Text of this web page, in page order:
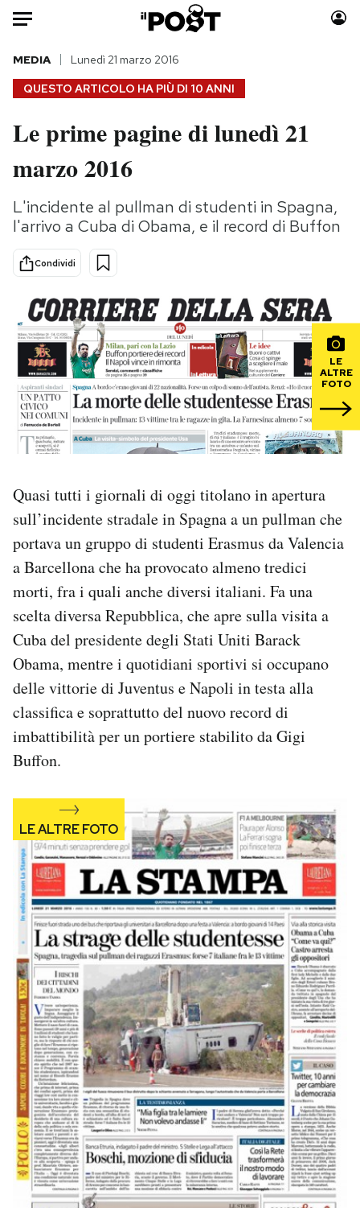
HOME
Italia
Politica
Tecnologia
Internet
Scienza
Cultura
Economia
Sport
Moda
Storie/Idee
Ok Boomer!
Altrecose
Mondiali calcio 2026
PODCAST
NEWSLETTER
I MIEI PREFERITI
SHOP
CALENDARIO
AREA PERSONALE
Area Personale
Newsletter
Notifiche mobile
Esci
QUESTO ARTICOLO HA PIÙ DI 10 ANNI
MEDIA Lunedì 21 marzo 2016
Le prime pagine di lunedì 21
marzo 2016
L'incidente al pullman di studenti in Spagna,
l'arrivo a Cuba di Obama, e il record di Buffon
Condividi
LE
ALTRE
FOTO
Quasi tutti i giornali di oggi titolano in apertura
sull’incidente stradale in Spagna a un pullman che
portava un gruppo di studenti Erasmus da Valencia
a Barcellona che ha provocato almeno tredici
morti, fra i quali anche diversi italiani. Fa una
scelta diversa Repubblica, che apre sulla visita a
Cuba del presidente degli Stati Uniti Barack
Obama, mentre i quotidiani sportivi si occupano
delle vittorie di Juventus e Napoli in testa alla
classifica e soprattutto del nuovo record di
imbattibilità per un portiere stabilito da Gigi
Buffon.